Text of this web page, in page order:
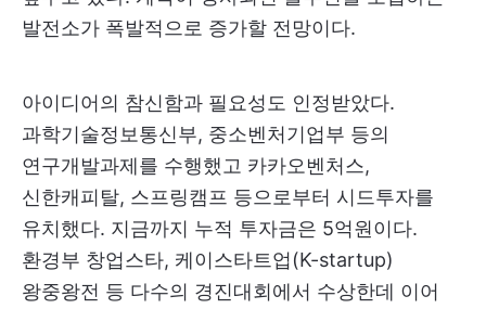
발전소가 폭발적으로 증가할 전망이다.
아이디어의 참신함과 필요성도 인정받았다.
과학기술정보통신부, 중소벤처기업부 등의
연구개발과제를 수행했고 카카오벤처스,
신한캐피탈, 스프링캠프 등으로부터 시드투자를
유치했다. 지금까지 누적 투자금은 5억원이다.
환경부 창업스타, 케이스타트업(K-startup)
왕중왕전 등 다수의 경진대회에서 수상한데 이어